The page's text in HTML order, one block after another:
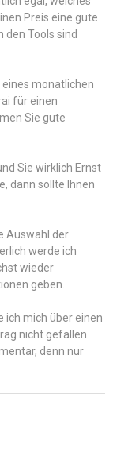
Preis eine gute
den Tools sind
monatlichen
für einen
Sie gute
Sie wirklich Ernst
dann sollte Ihnen
Auswahl der
werde ich
wieder
geben.
ich mich über einen
nicht gefallen
denn nur